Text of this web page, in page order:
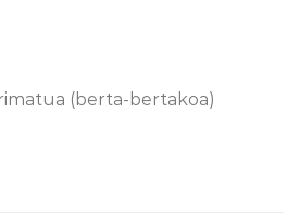
(berta-bertakoa)